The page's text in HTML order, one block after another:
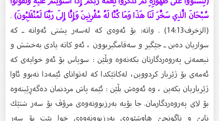
سُبْحَانَ الَّذِي سَخَّرَ لَنَا هَذَا وَمَا كُنَّا لَهُ مُقْرِنِينَ وَإِنَّا إِلَى رَبِّنَا لَمُنْقَلِبُونَ).
(الزخرف14:13) . واتە: بۆ ئەوەى كە لەسەر پشتى ئەوانە ـ كە
سواریان دەبن ـ جێگیر و سەقامگیربوون ، ئەو كاتە یادى بەخشش و
نیعمەتى پەروەردگارتان بكەنەوە وبڵێن : سوپاس بۆ ئەو خوایەى كە
ئەمەى بۆ ژێربار كردووین، لەكاتێكدا كە لەتواناى ئێمەدا نەبوو ئاوا
ژێرباریان بكەین ، وە ئەوەش بڵێن : ئێمە پاش مردنمان دەگەڕێینەوە
بۆ لاى پەروەردگارمان. جا بۆیە بەرزبوونەوەى مرۆڤ بۆ سەر شتێك
نابێ و ناگونجێ هاوشێوەى بەرزبوونەوەى خوا بێت بۆ سەر